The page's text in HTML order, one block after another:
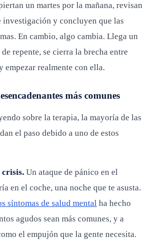
un martes por la mañana, revisan
investigación y concluyen que las
En cambio, algo cambia. Llega un
repente, se cierra la brecha entre
empezar realmente con ella.
más comunes
sobre la terapia, la mayoría de las
el paso debido a uno de estos
crisis. Un ataque de pánico en el
en el coche, una noche que te asusta.
síntomas de salud mental ha hecho
agudos sean más comunes, y a
el empujón que la gente necesita.